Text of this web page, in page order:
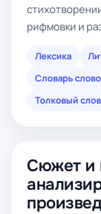
рифмовки и
Лексика
Словарь
Толковый
Сюжет и